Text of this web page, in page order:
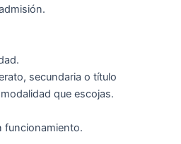
secundaria o título
que escojas.
funcionamiento.